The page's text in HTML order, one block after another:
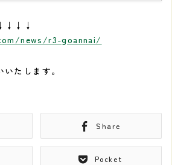
news/r3-goannai/
たします。
Share
Pocket